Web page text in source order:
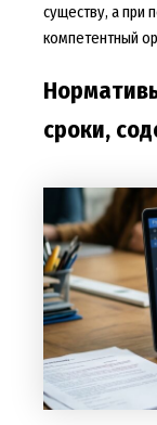
существу, а при
компетентный
сроки,